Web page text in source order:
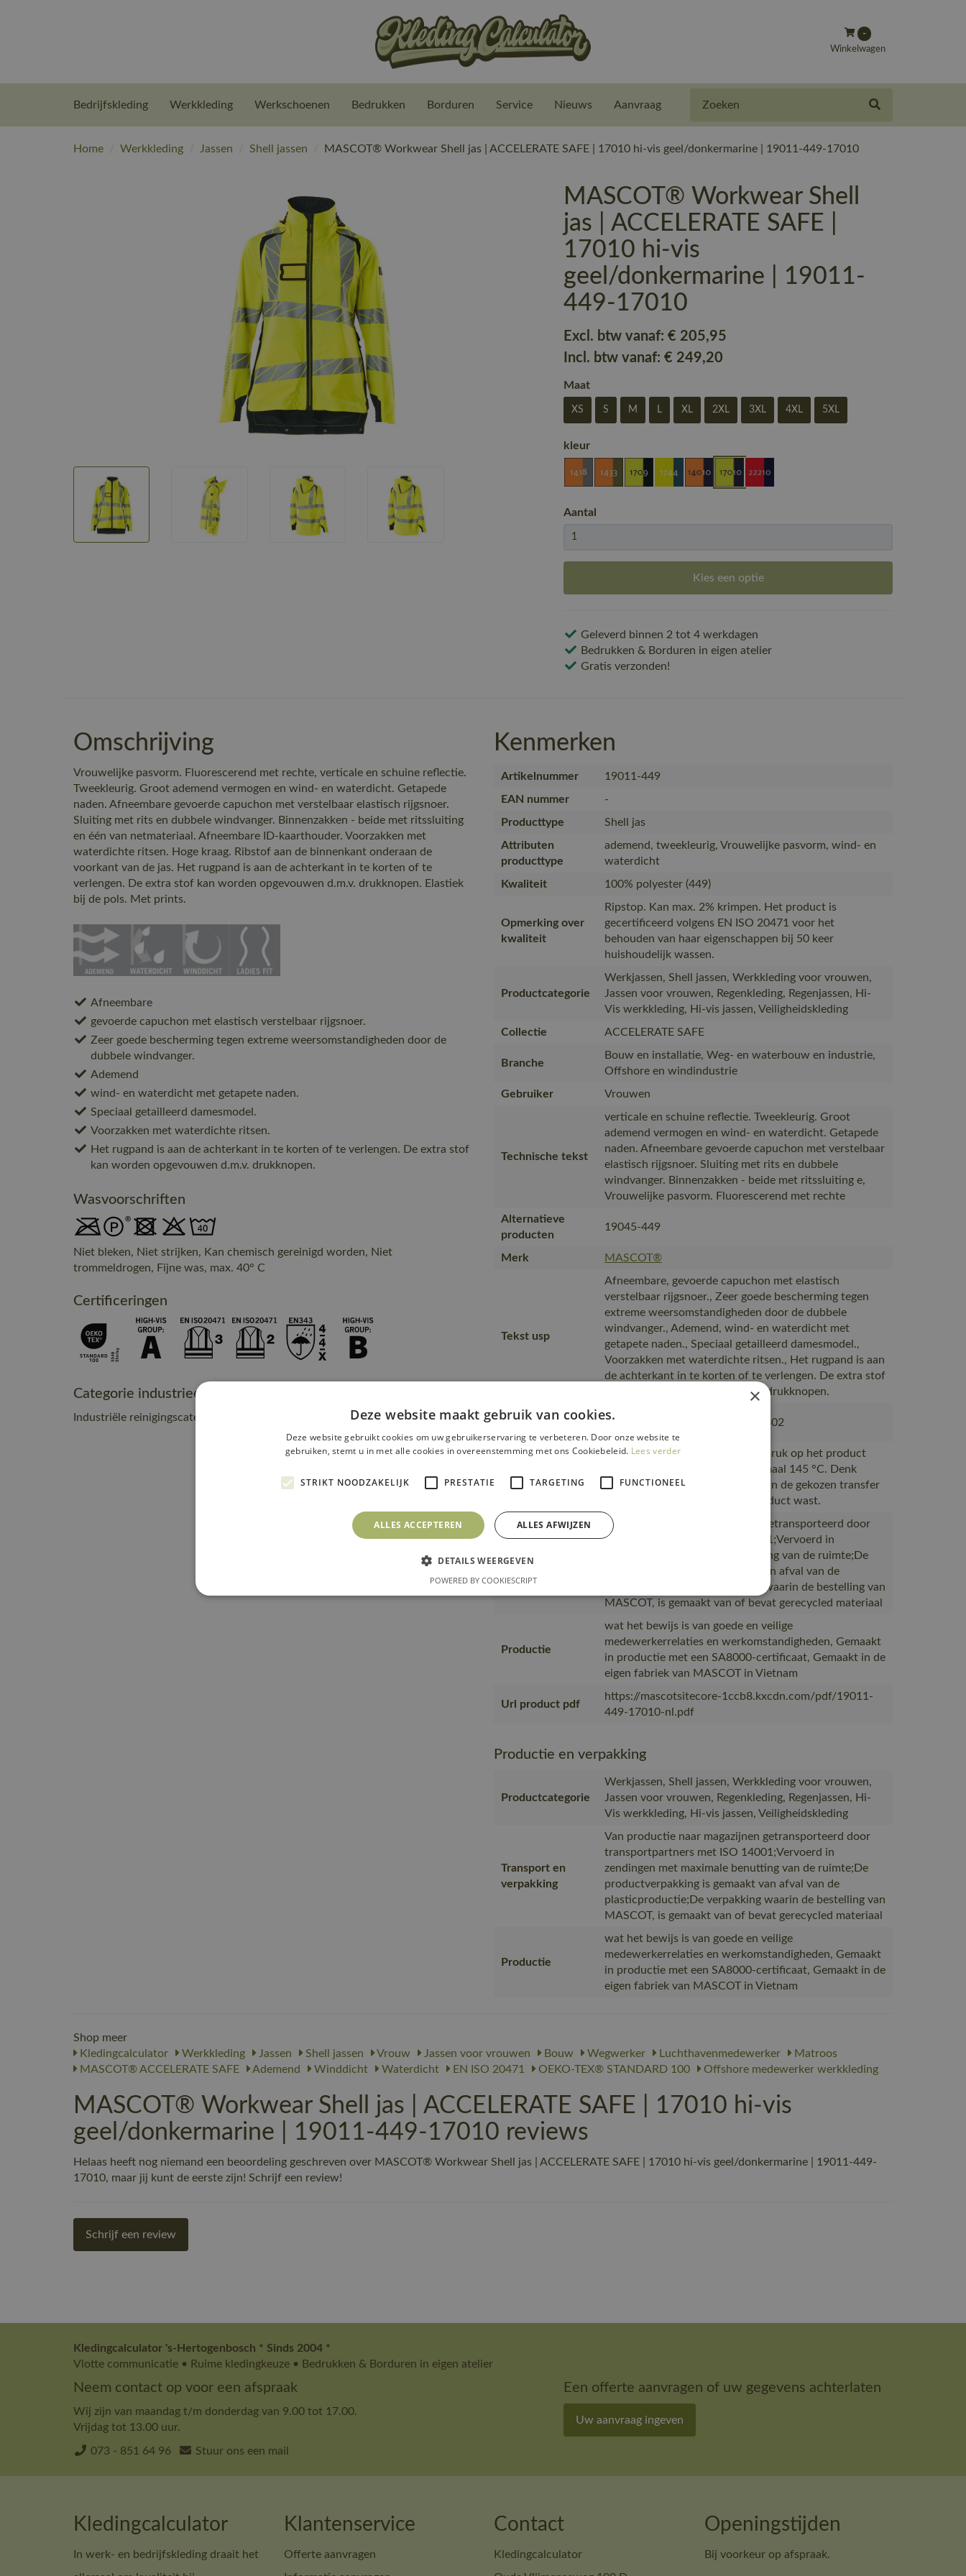
-
Winkelwagen
Bedrijfskleding Werkkleding Werkschoenen Bedrukken Borduren Service Nieuws Aanvraag
Home / Werkkleding / Jassen / Shell jassen / MASCOT® Workwear Shell jas | ACCELERATE SAFE | 17010 hi-vis geel/donkermarine | 19011-449-17010
MASCOT® Workwear Shell
jas | ACCELERATE SAFE |
17010 hi-vis
geel/donkermarine | 19011-
449-17010
Excl. btw vanaf:€ 205,95
Incl. btw vanaf:€ 249,20
Maat
XS S M L XL 2XL 3XL 4XL 5XL
kleur
Aantal
Kies een optie
Geleverd binnen 2 tot 4 werkdagen
Bedrukken & Borduren in eigen atelier
Gratis verzonden!
Omschrijving
Vrouwelijke pasvorm. Fluorescerend met rechte, verticale en schuine reflectie.
Tweekleurig. Groot ademend vermogen en wind- en waterdicht. Getapede
naden. Afneembare gevoerde capuchon met verstelbaar elastisch rijgsnoer.
Sluiting met rits en dubbele windvanger. Binnenzakken - beide met ritssluiting
en één van netmateriaal. Afneembare ID-kaarthouder. Voorzakken met
waterdichte ritsen. Hoge kraag. Ribstof aan de binnenkant onderaan de
voorkant van de jas. Het rugpand is aan de achterkant in te korten of te
verlengen. De extra stof kan worden opgevouwen d.m.v. drukknopen. Elastiek
bij de pols. Met prints.
Afneembare
gevoerde capuchon met elastisch verstelbaar rijgsnoer.
Zeer goede bescherming tegen extreme weersomstandigheden door de
dubbele windvanger.
Ademend
wind- en waterdicht met getapete naden.
Speciaal getailleerd damesmodel.
Voorzakken met waterdichte ritsen.
Het rugpand is aan de achterkant in te korten of te verlengen. De extra stof
kan worden opgevouwen d.m.v. drukknopen.
Wasvoorschriften
Niet bleken, Niet strijken, Kan chemisch gereinigd worden, Niet
trommeldrogen, Fijne was, max. 40° C
Certificeringen
Categorie industrieel onderhoud
Industriële reinigingscategorie C2
Kenmerken
Artikelnummer
19011-449
EAN nummer
-
Producttype
Shell jas
Attributen
producttype
ademend, tweekleurig, Vrouwelijke pasvorm, wind- en
waterdicht
Kwaliteit
100% polyester (449)
Opmerking over
kwaliteit
Ripstop. Kan max. 2% krimpen. Het product is
gecertificeerd volgens EN ISO 20471 voor het
behouden van haar eigenschappen bij 50 keer
huishoudelijk wassen.
Productcategorie
Werkjassen, Shell jassen, Werkkleding voor vrouwen,
Jassen voor vrouwen, Regenkleding, Regenjassen, Hi-
Vis werkkleding, Hi-vis jassen, Veiligheidskleding
Collectie
ACCELERATE SAFE
Branche
Bouw en installatie, Weg- en waterbouw en industrie,
Offshore en windindustrie
Gebruiker
Vrouwen
Technische tekst
verticale en schuine reflectie. Tweekleurig. Groot
ademend vermogen en wind- en waterdicht. Getapede
naden. Afneembare gevoerde capuchon met verstelbaar
elastisch rijgsnoer. Sluiting met rits en dubbele
windvanger. Binnenzakken - beide met ritssluiting e,
Vrouwelijke pasvorm. Fluorescerend met rechte
Alternatieve
producten
19045-449
Merk MASCOT®
Tekst usp
Afneembare, gevoerde capuchon met elastisch
verstelbaar rijgsnoer., Zeer goede bescherming tegen
extreme weersomstandigheden door de dubbele
windvanger., Ademend, wind- en waterdicht met
getapete naden., Speciaal getailleerd damesmodel.,
Voorzakken met waterdichte ritsen., Het rugpand is aan
de achterkant in te korten of te verlengen. De extra stof
kan worden opgevouwen d.m.v. drukknopen.
Fitting
00781-380, 50077-843, 18050-802
Opmerking logo
Kies een transfer die voor de opdruk op het product
kan worden verwarmd tot maximaal 145 °C. Denk
eraan om de wasvoorschriften van de gekozen transfer
te controleren voordat u het product wast.
Transport en
Van productie naar magazijnen getransporteerd door
transportpartners met ISO 14001;Vervoerd in
zendingen met maximale benutting van de ruimte;De
productverpakking is gemaakt van afval van de
plasticproductie;De verpakking waarin de bestelling van
MASCOT, is gemaakt van of bevat gerecycled materiaal
Productie
wat het bewijs is van goede en veilige
medewerkerrelaties en werkomstandigheden, Gemaakt
in productie met een SA8000-certificaat, Gemaakt in de
eigen fabriek van MASCOT in Vietnam
Url product pdf
https://mascotsitecore-1ccb8.kxcdn.com/pdf/19011-
449-17010-nl.pdf
Productie en verpakking
Productcategorie
Werkjassen, Shell jassen, Werkkleding voor vrouwen,
Jassen voor vrouwen, Regenkleding, Regenjassen, Hi-
Vis werkkleding, Hi-vis jassen, Veiligheidskleding
Transport en
verpakking
Van productie naar magazijnen getransporteerd door
transportpartners met ISO 14001;Vervoerd in
zendingen met maximale benutting van de ruimte;De
productverpakking is gemaakt van afval van de
plasticproductie;De verpakking waarin de bestelling van
MASCOT, is gemaakt van of bevat gerecycled materiaal
Productie
wat het bewijs is van goede en veilige
medewerkerrelaties en werkomstandigheden, Gemaakt
in productie met een SA8000-certificaat, Gemaakt in de
eigen fabriek van MASCOT in Vietnam
Shop meer
Kledingcalculator
Werkkleding Jassen Shell jassen Vrouw Jassen voor vrouwen Bouw Wegwerker Luchthavenmedewerker
Matroos
MASCOT® ACCELERATE SAFE
Ademend Winddicht Waterdicht EN ISO 20471 OEKO-TEX® STANDARD 100 Offshore medewerker werkkleding
MASCOT® Workwear Shell jas | ACCELERATE SAFE | 17010 hi-vis
geel/donkermarine | 19011-449-17010 reviews
Helaas heeft nog niemand een beoordeling geschreven over MASCOT® Workwear Shell jas | ACCELERATE SAFE | 17010 hi-vis geel/donkermarine | 19011-449-
17010, maar jij kunt de eerste zijn! Schrijf een review!
Schrijf een review
Kledingcalculator 's-Hertogenbosch * Sinds 2004 *
Vlotte communicatie • Ruime kledingkeuze • Bedrukken & Borduren in eigen atelier
Neem contact op voor een afspraak
Wij zijn van maandag t/m donderdag van 9.00 tot 17.00.
Vrijdag tot 13.00 uur.
073 - 851 64 96 Stuur ons een mail
Een offerte aanvragen of uw gegevens achterlaten
Uw aanvraag ingeven
Kledingcalculator
In werk- en bedrijfskleding draait het
Klantenservice
Offerte aanvragen
Contact
Kledingcalculator
Openingstijden
Bij voorkeur op afspraak.
×
Deze website maakt gebruik van cookies.
Deze website gebruikt cookies om uw gebruikerservaring te verbeteren. Door onze website te
gebruiken, stemt u in met alle cookies in overeenstemming met ons Cookiebeleid. Lees verder
STRIKT NOODZAKELIJK PRESTATIE TARGETING FUNCTIONEEL
ALLES ACCEPTEREN ALLES AFWIJZEN
DETAILS WEERGEVEN
POWERED BY COOKIESCRIPT